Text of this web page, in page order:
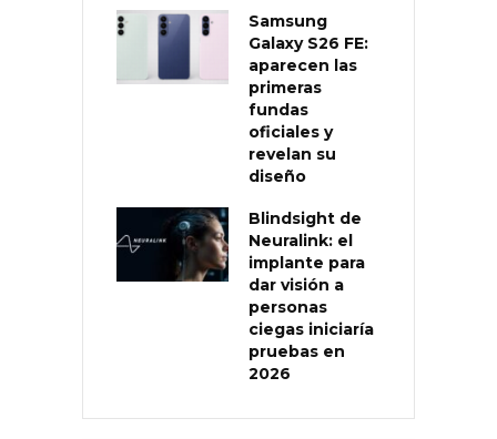
Samsung
Galaxy S26 FE:
aparecen las
primeras
fundas
oficiales y
revelan su
diseño
Blindsight de
Neuralink: el
implante para
dar visión a
personas
ciegas iniciaría
pruebas en
2026